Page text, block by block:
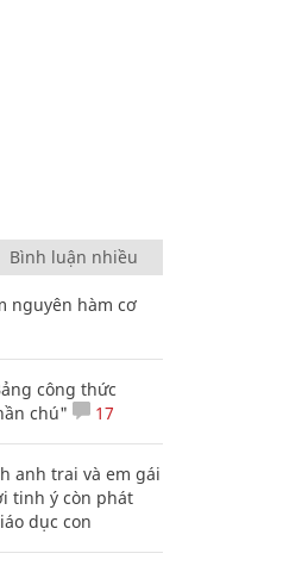
Bình luận nhiều
nguyên hàm cơ
công thức
chú"
17
anh trai và em gái
tinh ý còn phát
dục con